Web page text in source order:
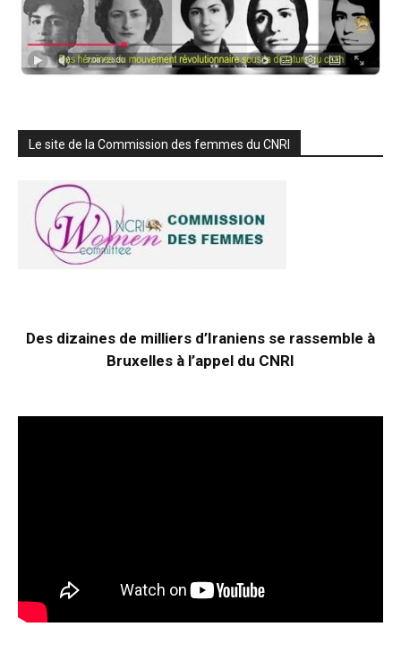
Le site de la Commission des femmes du CNRI
Des dizaines de milliers d’Iraniens se rassemble à
Bruxelles à l’appel du CNRI